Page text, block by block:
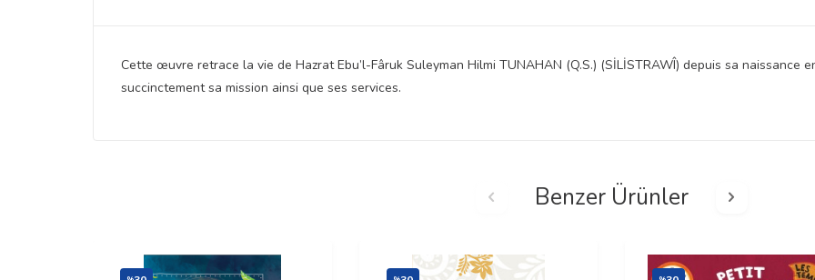
Cette œuvre retrace la vie de Hazrat Ebu’l-Fâruk Suleyman Hilmi TUNAHAN (Q.S.) (SİLİSTRAWÎ) depuis sa naissance
succinctement sa mission ainsi que ses services.
Benzer Ürünler